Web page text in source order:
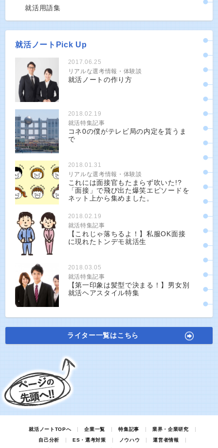
就活用語集
就活ノートPick Up
2017.06.25
リアルな選考情報・体験談
就活ノートの作り方
2018.02.19
就活特集記事
コネ0の僕がテレビ局の内定を貰うま
で
2018.01.31
リアルな選考情報・体験談
これには面接官もたまらず吹いた!?
「面接」で飛び出た爆笑エピソードを
ネット上から集めました。
2018.02.19
就活特集記事
【これじゃ落ちるよ！】私服OK面接
に現れたトンデモ就活生
2018.03.05
就活特集記事
【第一印象は髪型で決まる！】男女別
就活ヘアスタイル特集
ライター一覧はこちら
就活ノートTOPへ 企業一覧 特集記事
業界・企業研究
自己分析
ES・選考対策 ノウハウ
運営者情報